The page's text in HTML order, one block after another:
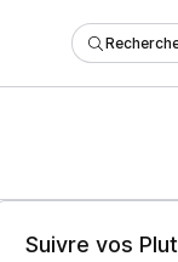
Suivre vos